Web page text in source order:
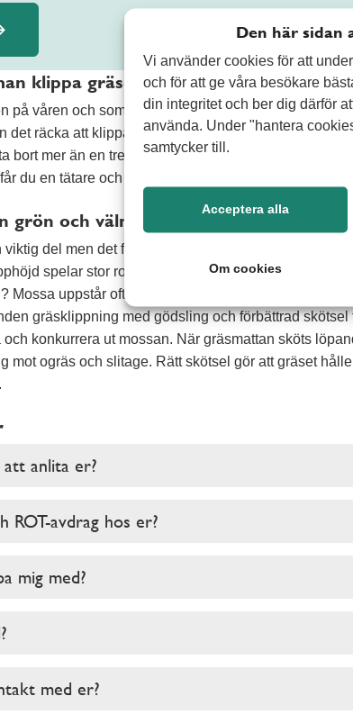
klippa gräset
på våren och sommaren behöver gräset oftast
det räcka att klippa mer sällan eftersom gräset växer
bort mer än en tredjedel av gräsets höjd vid varje
du en tätare och mer slitstark gräsmatta som håller
grön och välmående gräsmatta
del men det finns fler faktorer som påverkar
spelar stor roll för hur gräset mår och utvecklas.
Mossa uppstår ofta när gräset inte får rätt
gräsklippning med gödsling och förbättrad skötsel
konkurrera ut mossan. När gräsmattan sköts
mot ogräs och slitage. Rätt skötsel gör att gräset
anlita er?
ROT-avdrag hos er?
mig med?
med er?
Den här sidan
Vi använder cookies för att
och för att ge våra besökare
din integritet och ber dig därför
använda. Under "hantera
samtycker till.
Acceptera alla
Om cookies